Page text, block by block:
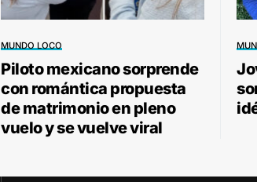
MUNDO LOCO
Piloto mexicano sorprende
con romántica propuesta
de matrimonio en pleno
vuelo y se vuelve viral